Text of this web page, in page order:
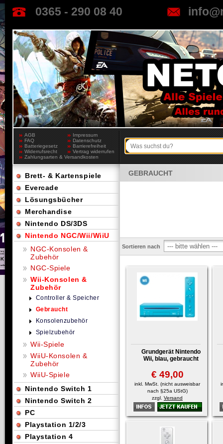
0365 - 290 08 40
AGB
Impressum
FAQ
Datenschutz
Batteriegesetz
Barrierefreiheit
Widerrufsrecht
Vertrag widerrufen
Zahlungsarten & Versandkosten
GEBRAUCHT
Sortieren nach
Grundgerät Nintendo
Wii, blau, gebraucht
€ 49,00
inkl. MwSt. (nicht ausweisbar
nach §25a UStG)
zzgl. Versand
Brett- & Kartenspiele
Evercade
Lösungsbücher
Merchandise
Nintendo DS/3DS
Nintendo NGC/Wii/WiiU
NGC-Konsolen &
Zubehör
NGC-Spiele
Wii-Konsolen &
Zubehör
Controller & Speicher
Gebraucht
Konsolenzubehör
Spielzubehör
Wii-Spiele
WiiU-Konsolen &
Zubehör
WiiU-Spiele
Nintendo Switch 1
Nintendo Switch 2
PC
Playstation 1/2/3
Playstation 4